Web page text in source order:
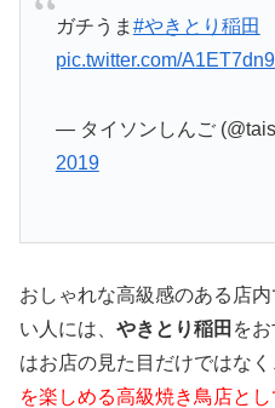
ガチうま #やきとり稲田
pic.twitter.com/
— タイソンしんご
2019
おしゃれな高級感のある店
い人には、 やきとり稲田 を
はお店の見た目だけではなく
を楽しめる高級焼き鳥店と